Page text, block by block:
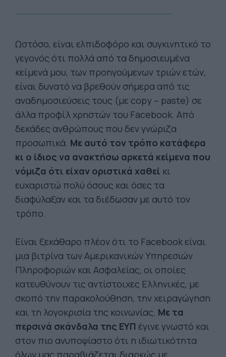
Ωστόσο, είναι ελπιδοφόρο και συγκινητικό το
γεγονός ότι πολλά από τα δημοσιευμένα
κείμενά μου, των προηγούμενων τριών ετών,
είναι δυνατό να βρεθούν σήμερα από τις
αναδημοσιεύσεις τους (με copy – paste) σε
άλλα προφίλ χρηστών του Facebook. Από
δεκάδες ανθρώπους που δεν γνώριζα
προσωπικά. Με αυτό τον τρόπο κατάφερα
κι ο ίδιος να ανακτήσω αρκετά κείμενα που
νόμιζα ότι είχαν οριστικά χαθεί κι
ευχαριστώ πολύ όσους και όσες τα
διαφύλαξαν και τα διέδωσαν με αυτό τον
τρόπο.
Είναι ξεκάθαρο πλέον ότι το Facebook είναι
μια βιτρίνα των Αμερικανικών Υπηρεσιών
Πληροφοριών και Ασφαλείας, οι οποίες
κατευθύνουν τις αντίστοιχες Ελληνικές, με
σκοπό την παρακολούθηση, την χειραγώγηση
και τη λογοκρισία της κοινωνίας. Με τα
περσινά σκάνδαλα της ΕΥΠ έγινε γνωστό και
στον πιο ανυποψίαστο ότι η ιδιωτικότητα
όλων μας παραβιάζεται διαρκώς με